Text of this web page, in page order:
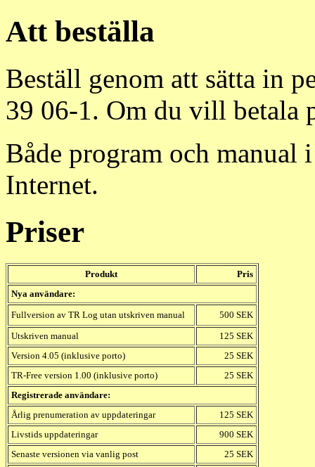
Att beställa
Beställ genom att sätta in
39 06-1. Om du vill betala
Både program och
Internet.
Priser
Produkt
Pris
Nya användare:
Fullversion av TR Log utan utskriven manual
500 SEK
Utskriven manual
125 SEK
Version 4.05 (inklusive porto)
25 SEK
TR-Free version 1.00 (inklusive porto)
25 SEK
Registrerade användare:
Årlig prenumeration av uppdateringar
125 SEK
Livstids uppdateringar
900 SEK
Senaste versionen via vanlig post
25 SEK